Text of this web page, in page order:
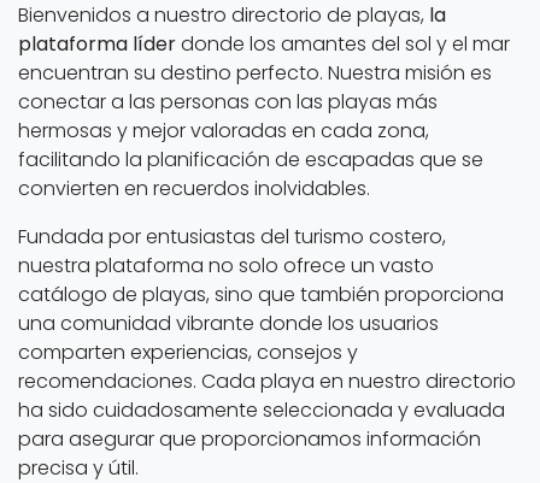
Bienvenidos a nuestro directorio de playas, la
plataforma líderdonde los amantes del sol y el mar
encuentran su destino perfecto. Nuestra misión es
conectar a las personas con las playas más
hermosas y mejor valoradas en cada zona,
facilitando la planificación de escapadas que se
convierten en recuerdos inolvidables.
Fundada por entusiastas del turismo costero,
nuestra plataforma no solo ofrece un vasto
catálogo de playas, sino que también proporciona
una comunidad vibrante donde los usuarios
comparten experiencias, consejos y
recomendaciones. Cada playa en nuestro directorio
ha sido cuidadosamente seleccionada y evaluada
para asegurar que proporcionamos información
precisa y útil.